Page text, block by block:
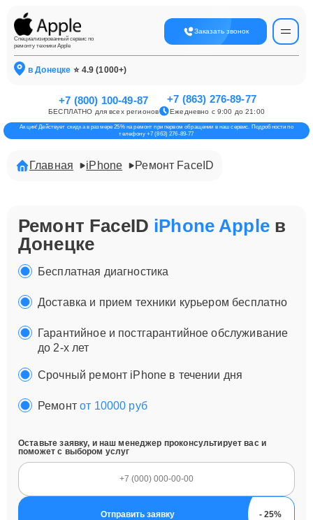
Специализированный сервис по
ремонту техники Apple
Заказать звонок
в Донецке ⭐ 4.9 (1000+)
+7 (800) 100-49-87
БЕСПЛАТНО для всех регионов
+7 (863) 276-89-77
Ежедневно с 9:00 до 21:00
Акция! Действует скидка в размере 25% на ремонт при первом обращении в наш сервис. Подробности по
телефону +7 (863) 276-89-77
Главная iPhone Ремонт FaceID
Ремонт FaceID iPhone Appleв
Донецке
Бесплатная диагностика
Доставка и прием техники курьером бесплатно
Гарантийное и постгарантийное обслуживание
до 2-х лет
Срочный ремонт iPhone в течении дня
Ремонтот 10000 руб
Оставьте заявку, и наш менеджер проконсультирует вас и
поможет с выбором услуг
Отправить заявку